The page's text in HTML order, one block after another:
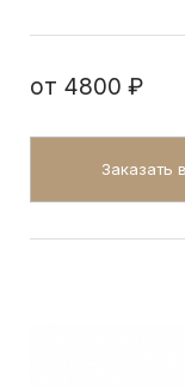
от 4800 ₽
Заказать